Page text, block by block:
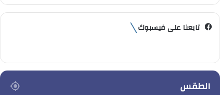
تابعنا على فيسبوك
الطقس